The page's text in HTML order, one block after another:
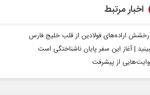
اخبار مرتبط
اراده‌های فولادین از قلب خلیج فارس
| آغاز این سفر پایان ناشناختگی‌ است
از پیشرفت
دکتر فواد ایزدی - کارشناس ارشد مسائل آمریکا